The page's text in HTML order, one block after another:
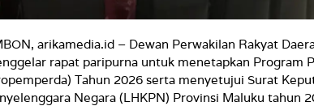
arikamedia.id – Dewan Perwakilan Rakyat
rapat paripurna untuk menetapkan Program
Tahun 2026 serta menyetujui Surat
Negara (LHKPN) Provinsi Maluku tahun